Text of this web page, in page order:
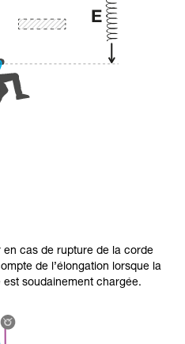
en cas de rupture de la corde
de l’élongation lorsque la
soudainement chargée.